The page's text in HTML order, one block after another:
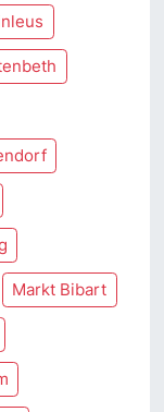
Markt Bibart